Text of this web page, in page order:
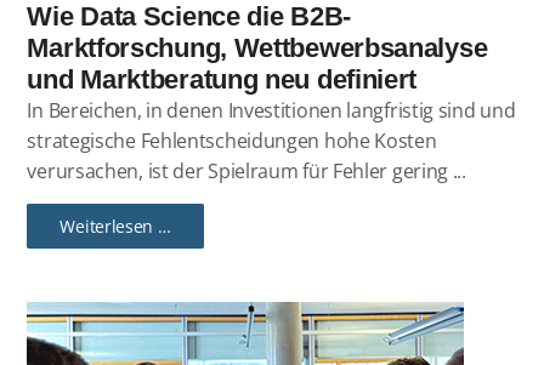
Wie Data Science die B2B-
Marktforschung, Wettbewerbsanalyse
und Marktberatung neu definiert
In Bereichen, in denen Investitionen langfristig sind und
strategische Fehlentscheidungen hohe Kosten
verursachen, ist der Spielraum für Fehler gering ...
Weiterlesen …